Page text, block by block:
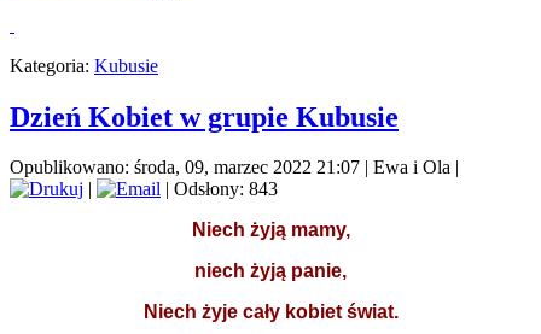
Kategoria: Kubusie
Dzień Kobiet w grupie Kubusie
Opublikowano: środa, 09, marzec 2022 21:07 | Ewa i Ola |
|
| Odsłony: 843
Niech żyją mamy,
niech żyją panie,
Niech żyje cały kobiet świat.